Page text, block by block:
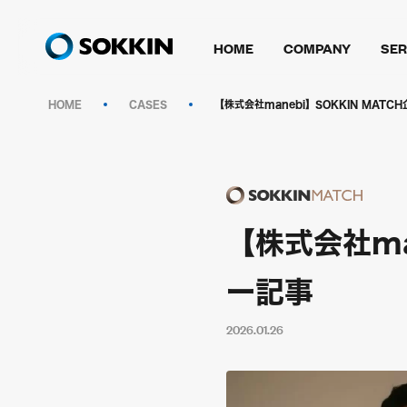
HOME COMPANY
HOME CASES 【株式会社manebi】SOKKIN MATCH
【株式会
ー記事
2026.01.26